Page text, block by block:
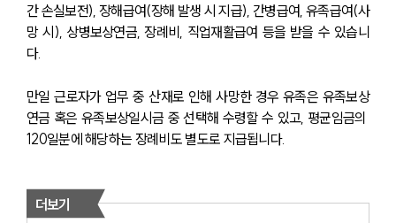
간 손실보전), 장해급여(장해 발생 시 지급), 간병급여, 유족급여(사
망 시), 상병보상연금, 장례비, 직업재활급여 등을 받을 수 있습니
다.
만일 근로자가 업무 중 산재로 인해 사망한 경우 유족은 유족보상
연금 혹은 유족보상일시금 중 선택해 수령할 수 있고, 평균임금의
120일분에 해당하는 장례비도 별도로 지급됩니다.
더보기